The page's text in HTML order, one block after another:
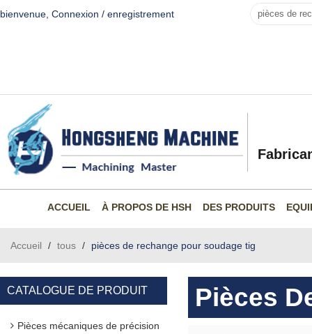
bienvenue, Connexion / enregistrement
ACCUEIL À PROPOS DE HSH DES PRODUITS
Accueil / tous / pièces de rechange pour soudage tig
CATALOGUE DE PRODUIT
Pièces mécaniques de précision
Pièces